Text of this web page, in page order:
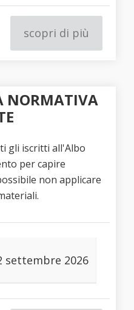
scopri di più
NORMATIVA
gli iscritti all'Albo
per capire
non applicare
settembre 2026